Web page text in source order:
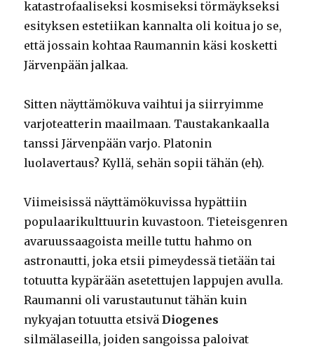
katastrofaaliseksi kosmiseksi törmäykseksi
esityksen estetiikan kannalta oli koitua jo se,
että jossain kohtaa Raumannin käsi kosketti
Järvenpään jalkaa.
Sitten näyttämökuva vaihtui ja siirryimme
varjoteatterin maailmaan. Taustakankaalla
tanssi Järvenpään varjo. Platonin
luolavertaus? Kyllä, sehän sopii tähän (eh).
Viimeisissä näyttämökuvissa hypättiin
populaarikulttuurin kuvastoon. Tieteisgenren
avaruussaagoista meille tuttu hahmo on
astronautti, joka etsii pimeydessä tietään tai
totuutta kypärään asetettujen lappujen avulla.
Raumanni oli varustautunut tähän kuin
nykyajan totuutta etsiväDiogenes
silmälaseilla, joiden sangoissa paloivat